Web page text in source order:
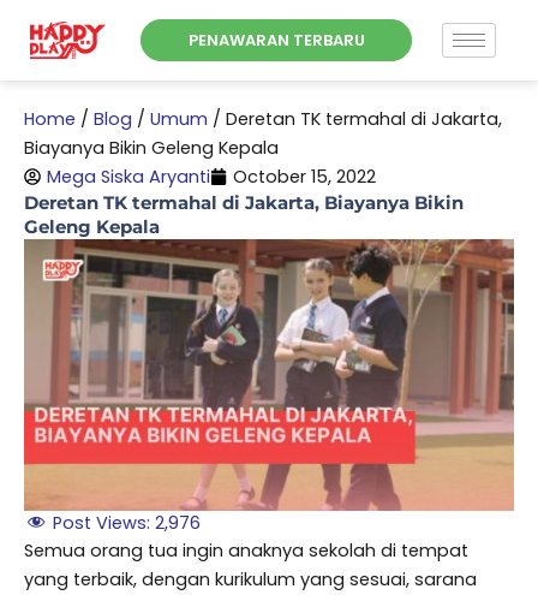
PENAWARAN TERBARU
Home / Blog / Umum / Deretan TK termahal di Jakarta,
Biayanya Bikin Geleng Kepala
Mega Siska Aryanti
October 15, 2022
Deretan TK termahal di Jakarta, Biayanya Bikin
Geleng Kepala
Post Views: 2,976
Semua orang tua ingin anaknya sekolah di tempat
yang terbaik, dengan kurikulum yang sesuai, sarana